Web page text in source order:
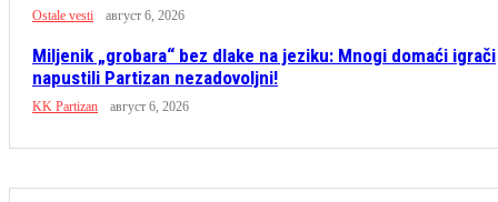
Ostale vesti август 6, 2026
Miljenik „grobara“ bez dlake na jeziku: Mnogi domaći igrači
napustili Partizan nezadovoljni!
KK Partizan август 6, 2026